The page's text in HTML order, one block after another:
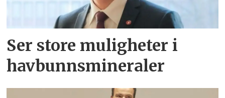
Ser store muligheter i
havbunnsmineraler